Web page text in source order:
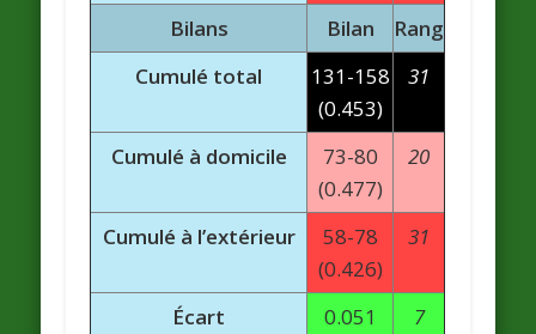
Bilans Bilan
Rang
Cumulé total
131-158
(0.453)
31
Cumulé à domicile
73-80
(0.477)
20
Cumulé à l’extérieur
58-78
(0.426)
31
Écart
0.051 7